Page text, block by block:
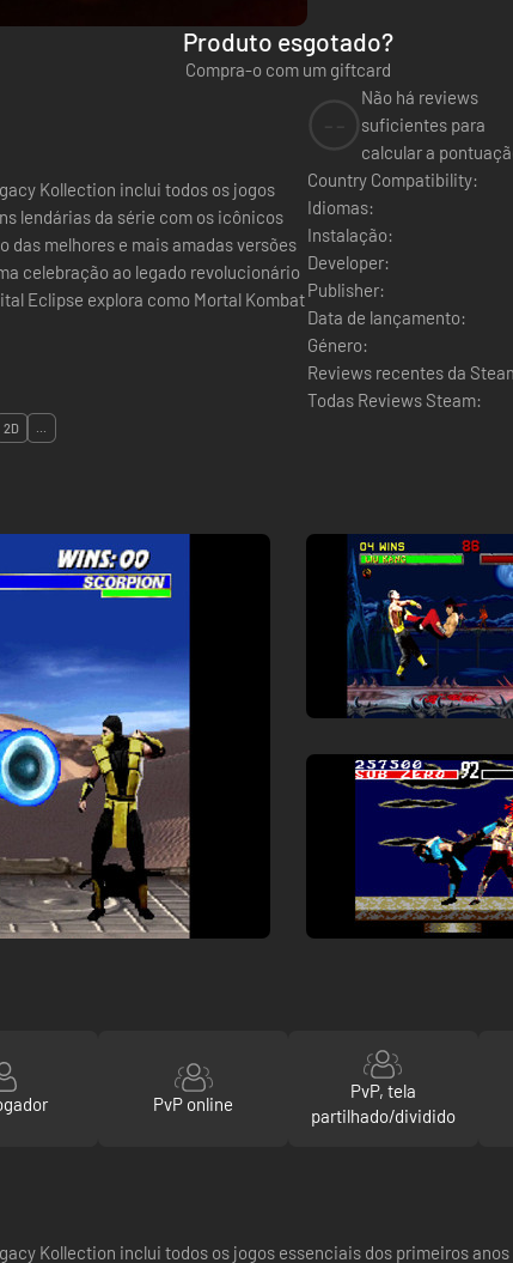
Produto esgotado?
Compra-o com um giftcard
Kollection inclui todos os jogos
lendárias da série com os icônicos
das melhores e mais amadas versões
celebração ao legado revolucionário
Eclipse explora como Mortal Kombat
Não há reviews
suficientes para
calcular a
Country Compatibility:
Idiomas:
Instalação:
Developer:
Publisher:
Data de lançamento:
Género:
Reviews recentes da
Todas Reviews Steam:
2D ...
PvP online
PvP, tela
partilhado/dividido
Kollection inclui todos os jogos essenciais dos primeiros